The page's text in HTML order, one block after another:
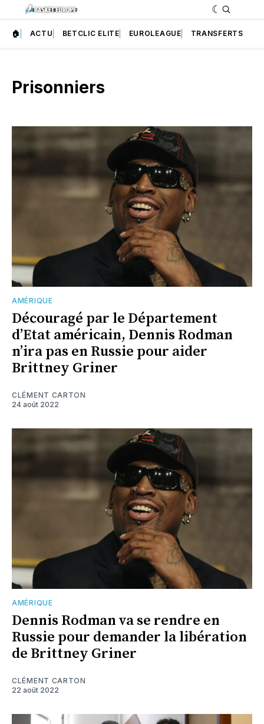
🏠 ACTU BETCLIC ELITE EUROLEAGUE TRANSFERTS
Prisonniers
AMÉRIQUE
Découragé par le Département
d’Etat américain, Dennis Rodman
n’ira pas en Russie pour aider
Brittney Griner
CLÉMENT CARTON
24 août 2022
AMÉRIQUE
Dennis Rodman va se rendre en
Russie pour demander la libération
de Brittney Griner
CLÉMENT CARTON
22 août 2022